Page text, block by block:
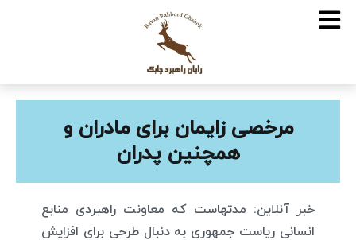
مرخصی زایمان برای مادران و
همچنین پدران
خبر آنلاین: مدتهاست که معاونت راهبردی منابع
انسانی ریاست جمهوری به دنبال طرحی برای افزایش